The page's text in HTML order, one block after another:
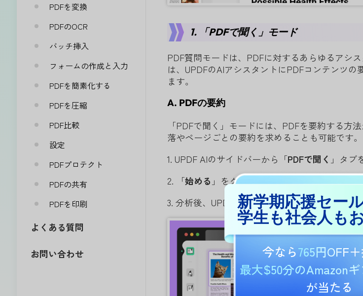
PDFを変換
PDFのOCR
バッチ挿入
フォームの作成と入力
PDFを簡素化する
PDFを圧縮
PDF比較
設定
PDFプロテクト
PDFの共有
PDFを印刷
よくある質問
お問い合わせ
1. 「PDFで聞く」モード
PDF質問モードは、PDFに対するあらゆるアシ
は、UPDFのAIアシスタントにPDFコンテンツ
ます。
A. PDFの要約
「PDFで聞く」モードには、PDFを要約する方
落やページごとの要約を求めることも可能です。
1. UPDF AIのサイドバーから「PDFで聞く 」タブ
2. 「始める 」をクリックすると、UPDF AIが
3. 分析後、UPDF AIは自動的にPDF全体を要約し
新学期応援セー
学生も社会人も
今なら765円OFF
最大$50分のAmazon
が当たる